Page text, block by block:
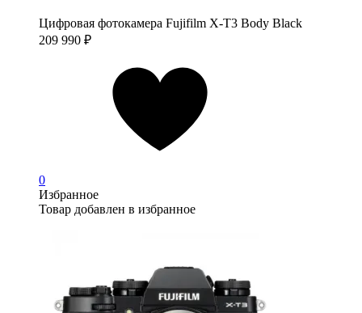
Цифровая фотокамера Fujifilm X-T3 Body Black
209 990 ₽
0
Избранное
Товар добавлен в избранное